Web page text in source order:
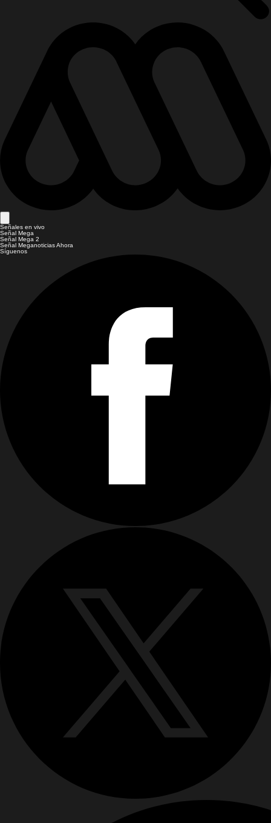
Señales en vivo
Señal Mega
Señal Mega 2
Señal Meganoticias Ahora
Síguenos